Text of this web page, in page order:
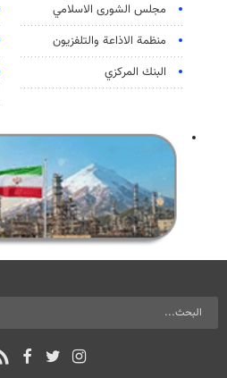
مجلس الشورى الاسلامي
منظمة الاذاعة والتلفزیون
البنك المركزي